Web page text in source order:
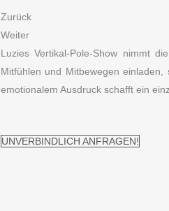
Zurück
Weiter
Luzies Vertikal-Pole-Show nimmt
Mitfühlen und Mitbewegen
emotionalem Ausdruck schafft ein
UNVERBINDLICH ANFRAGEN!